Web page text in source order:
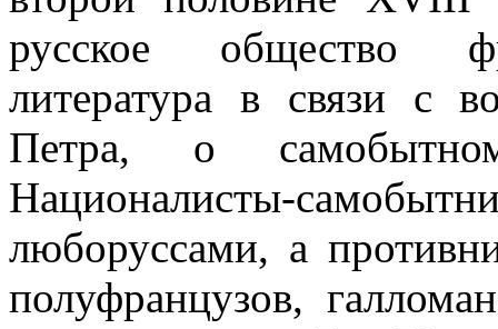
русское общество
литература в связи с
Петра, о
Националисты-
люборуссами, а
полуфранцузов,